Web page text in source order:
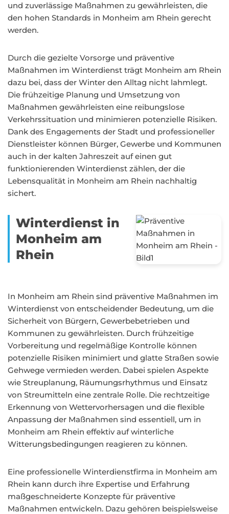
und zuverlässige Maßnahmen zu gewährleisten, die
den hohen Standards in Monheim am Rhein gerecht
werden.
Durch die gezielte Vorsorge und präventive
Maßnahmen im Winterdienst trägt Monheim am Rhein
dazu bei, dass der Winter den Alltag nicht lahmlegt.
Die frühzeitige Planung und Umsetzung von
Maßnahmen gewährleisten eine reibungslose
Verkehrssituation und minimieren potenzielle Risiken.
Dank des Engagements der Stadt und professioneller
Dienstleister können Bürger, Gewerbe und Kommunen
auch in der kalten Jahreszeit auf einen gut
funktionierenden Winterdienst zählen, der die
Lebensqualität in Monheim am Rhein nachhaltig
sichert.
Winterdienst in
Monheim am
Rhein
In Monheim am Rhein sind präventive Maßnahmen im
Winterdienst von entscheidender Bedeutung, um die
Sicherheit von Bürgern, Gewerbebetrieben und
Kommunen zu gewährleisten. Durch frühzeitige
Vorbereitung und regelmäßige Kontrolle können
potenzielle Risiken minimiert und glatte Straßen sowie
Gehwege vermieden werden. Dabei spielen Aspekte
wie Streuplanung, Räumungsrhythmus und Einsatz
von Streumitteln eine zentrale Rolle. Die rechtzeitige
Erkennung von Wettervorhersagen und die flexible
Anpassung der Maßnahmen sind essentiell, um in
Monheim am Rhein effektiv auf winterliche
Witterungsbedingungen reagieren zu können.
Eine professionelle Winterdienstfirma in Monheim am
Rhein kann durch ihre Expertise und Erfahrung
maßgeschneiderte Konzepte für präventive
Maßnahmen entwickeln. Dazu gehören beispielsweise